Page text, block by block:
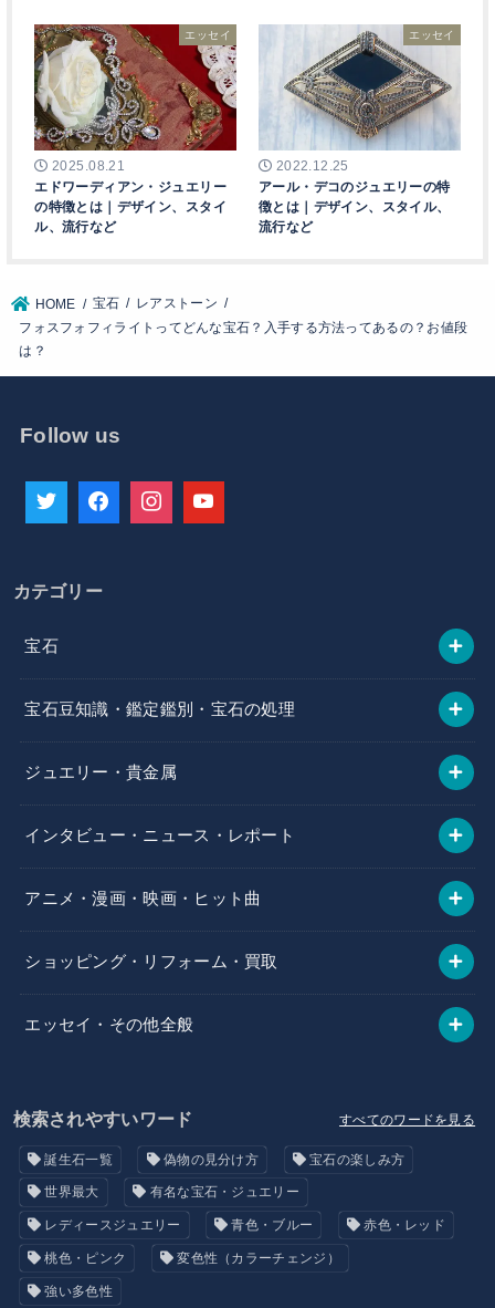
エッセイ
2025.08.21
エドワーディアン・ジュエリー
の特徴とは｜デザイン、スタイ
ル、流行など
エッセイ
2022.12.25
アール・デコのジュエリーの特
徴とは｜デザイン、スタイル、
流行など
HOME 宝石
レアストーン
フォスフォフィライトってどんな宝石？入手する方法ってあるの？お値段
は？
Follow us
カテゴリー
宝石
宝石豆知識・鑑定鑑別・宝石の処理
ジュエリー・貴金属
インタビュー・ニュース・レポート
アニメ・漫画・映画・ヒット曲
ショッピング・リフォーム・買取
エッセイ・その他全般
検索されやすいワード すべてのワードを見る
誕生石一覧 偽物の見分け方 宝石の楽しみ方
世界最大 有名な宝石・ジュエリー
レディースジュエリー 青色・ブルー 赤色・レッド
桃色・ピンク 変色性（カラーチェンジ）
強い多色性